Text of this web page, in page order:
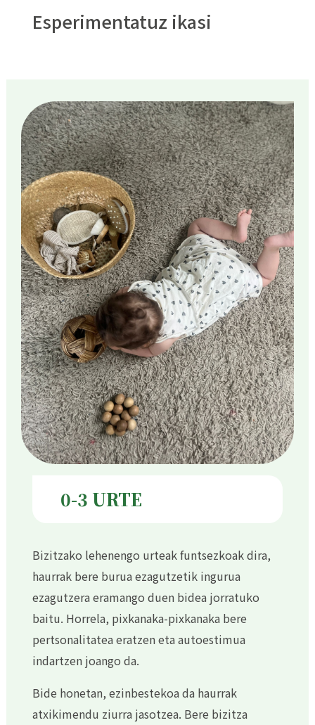
Esperimentatuz ikasi
Irudia
0-3 URTE
Bizitzako lehenengo urteak funtsezkoak dira,
haurrak bere burua ezagutzetik ingurua
ezagutzera eramango duen bidea jorratuko
baitu. Horrela, pixkanaka-pixkanaka bere
pertsonalitatea eratzen eta autoestimua
indartzen joango da.
Bide honetan, ezinbestekoa da haurrak
atxikimendu ziurra jasotzea. Bere bizitza